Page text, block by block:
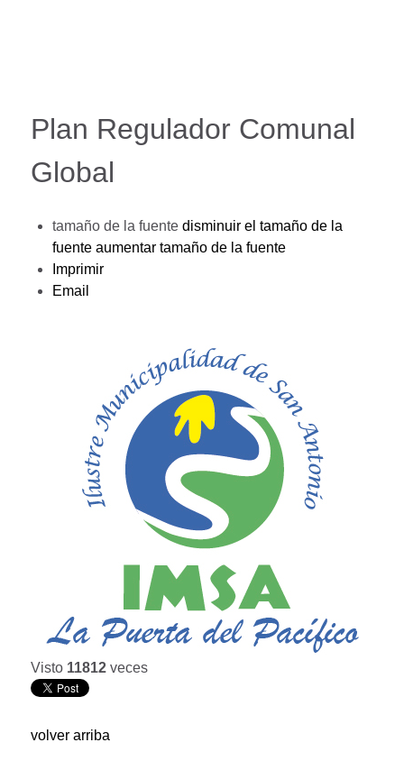
Plan Regulador Comunal
Global
tamaño de la fuente disminuir el tamaño de la
fuente aumentar tamaño de la fuente
Imprimir
Email
Visto 11812 veces
volver arriba